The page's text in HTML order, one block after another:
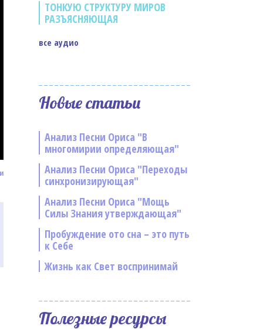
ТОНКУЮ СТРУКТУРУ МИРОВ
РАЗЪЯСНЯЮЩАЯ
все аудио
Новые статьи
Анализ Песни Ориса "В
многомирии определяющая"
Анализ Песни Ориса "Переходы
синхронизирующая"
Анализ Песни Ориса "Мощь
Силы Знания утверждающая"
Пробуждение ото сна – это путь
к Себе
Жизнь как Свет воспринимай
Полезные ресурсы